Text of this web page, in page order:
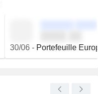
30/06- Portefeuille